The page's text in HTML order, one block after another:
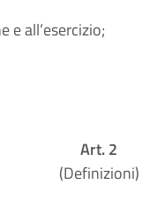
e all’esercizio;
Art. 2
(Definizioni)